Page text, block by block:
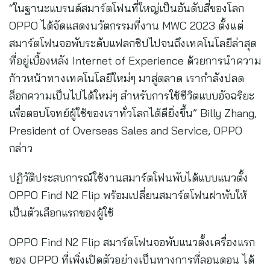
“ในฐานะแบรนด์สมาร์ตโฟนที่ใหญ่เป็นอันดับสี่ของโลก
OPPO ได้จัดแสดงนวัตกรรมที่งาน MWC 2023 ตั้งแต่
สมาร์ตโฟนจอพับระดับแฟลกชิปไปจนถึงเทคโนโลยีล่าสุด
ที่อยู่เบื้องหลัง Internet of Experience ด้วยการนำความ
ก้าวหน้าทางเทคโนโลยีใหม่ๆ มาสู่ตลาด เรากำลังปลด
ล็อกความเป็นไปได้ใหม่ๆ สำหรับการใช้ชีวิตแบบอัจฉริยะ
เพื่อตอบโจทย์ผู้ใช้ของเราทั่วโลกได้ดียิ่งขึ้น” Billy Zhang,
President of Overseas Sales and Service, OPPO
กล่าว
ปฏิวัติประสบการณ์ใช้งานสมาร์ตโฟนพับได้แบบแนวตั้ง
OPPO Find N2 Flip พร้อมเปลี่ยนสมาร์ตโฟนฝาพับให้
เป็นตัวเลือกแรกของผู้ใช้
OPPO Find N2 Flip สมาร์ตโฟนจอพับแนวตั้งเครื่องแรก
ของ OPPO ที่เพิ่งเปิดตัวอย่างเป็นทางการที่ลอนดอน ได้